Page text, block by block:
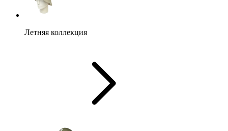
Летняя коллекция